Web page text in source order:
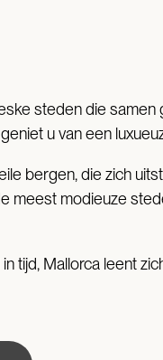
steden die samen
u van een
bergen, die zich
meest modieuze
tijd, Mallorca leent